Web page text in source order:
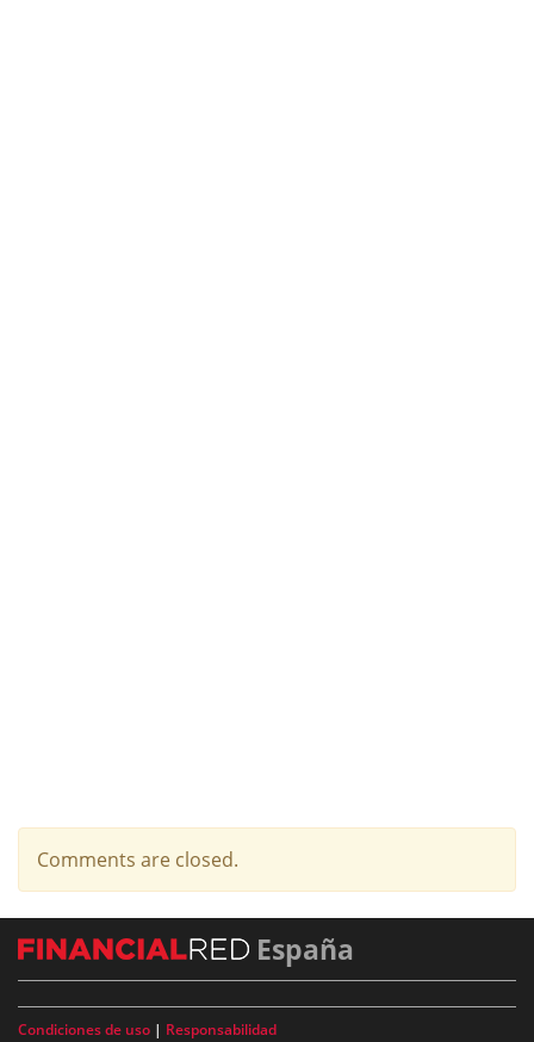
Comments are closed.
España
Condiciones de uso | Responsabilidad